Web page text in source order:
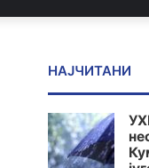
НАЈЧИТАНИ